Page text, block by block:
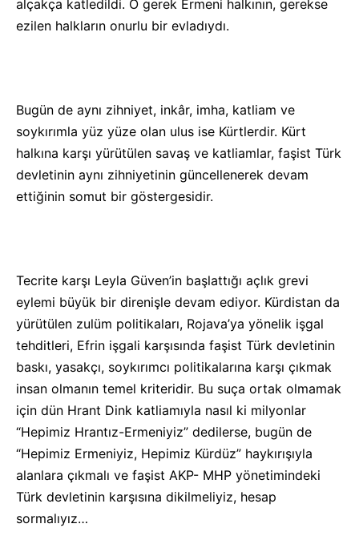
alçakça katledildi. O gerek Ermeni halkının, gerekse
ezilen halkların onurlu bir evladıydı.
Bugün de aynı zihniyet, inkâr, imha, katliam ve
soykırımla yüz yüze olan ulus ise Kürtlerdir. Kürt
halkına karşı yürütülen savaş ve katliamlar, faşist Türk
devletinin aynı zihniyetinin güncellenerek devam
ettiğinin somut bir göstergesidir.
Tecrite karşı Leyla Güven’in başlattığı açlık grevi
eylemi büyük bir direnişle devam ediyor. Kürdistan da
yürütülen zulüm politikaları, Rojava’ya yönelik işgal
tehditleri, Efrin işgali karşısında faşist Türk devletinin
baskı, yasakçı, soykırımcı politikalarına karşı çıkmak
insan olmanın temel kriteridir. Bu suça ortak olmamak
için dün Hrant Dink katliamıyla nasıl ki milyonlar
“Hepimiz Hrantız-Ermeniyiz” dedilerse, bugün de
“Hepimiz Ermeniyiz, Hepimiz Kürdüz” haykırışıyla
alanlara çıkmalı ve faşist AKP- MHP yönetimindeki
Türk devletinin karşısına dikilmeliyiz, hesap
sormalıyız…